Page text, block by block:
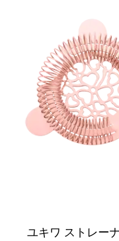
ユキワ ストレー